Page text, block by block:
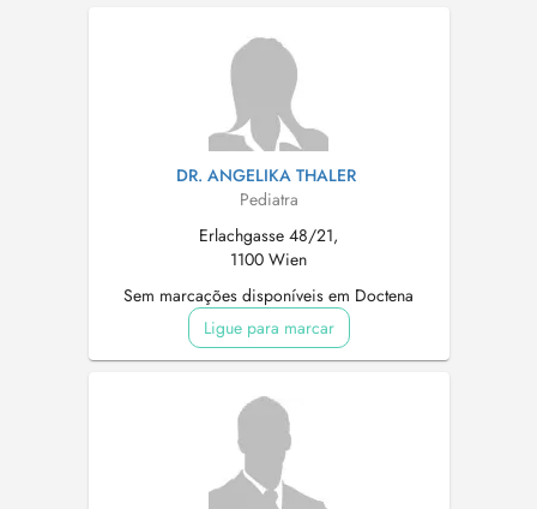
DR. ANGELIKA THALER
Pediatra
Erlachgasse 48/21,
1100 Wien
Sem marcações disponíveis em Doctena
Ligue para marcar